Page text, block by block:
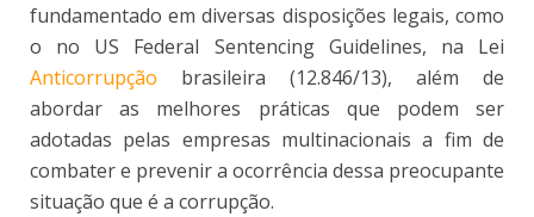
fundamentado em diversas disposições legais, como
o no US Federal Sentencing Guidelines, na Lei
Anticorrupção brasileira (12.846/13), além de
abordar as melhores práticas que podem ser
adotadas pelas empresas multinacionais a fim de
combater e prevenir a ocorrência dessa preocupante
situação que é a corrupção.